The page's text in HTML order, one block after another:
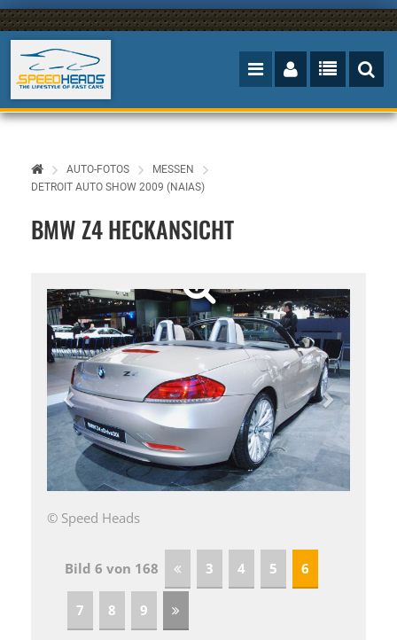
AUTO-FOTOS
MESSEN
DETROIT AUTO SHOW 2009 (NAIAS)
BMW Z4 HECKANSICHT
© Speed Heads
Bild 6 von 168 3 4 5 6
7 8 9